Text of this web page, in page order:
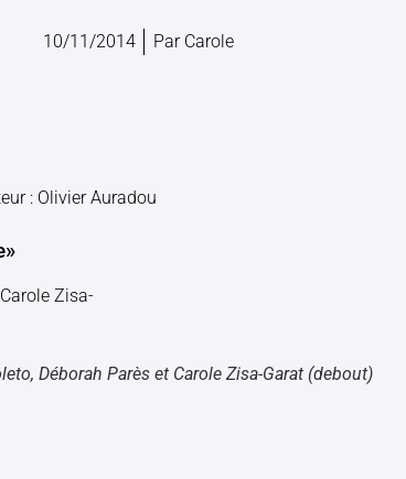
10/11/2014 ParCarole
: Olivier Auradou
Déborah Parès et Carole Zisa-Garat (debout)